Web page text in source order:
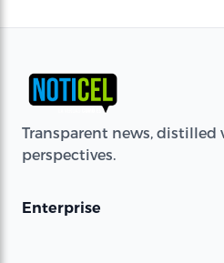
Transparent news, distilled
perspectives.
Enterprise